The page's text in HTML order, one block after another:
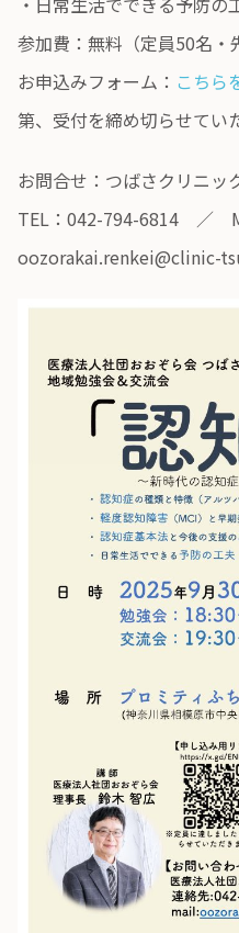
参加費：無料（定員50名・
お申込みフォーム： こちら
第、受付を締め切らせてい
お問合せ：つばさクリニッ
TEL：042-794-6814 ／
oozorakai.renkei@clinic-